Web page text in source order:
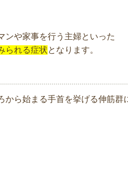
ンや家事を行う主婦といった
られる症状 となります。
から始まる手首を挙げる伸筋群